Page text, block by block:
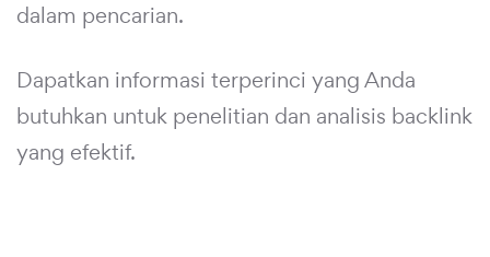
dalam pencarian.
Dapatkan informasi terperinci yang Anda
butuhkan untuk penelitian dan analisis backlink
yang efektif.